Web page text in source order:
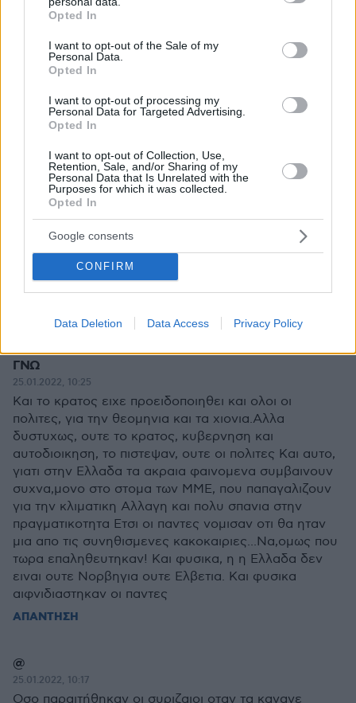
grant or deny consent to Google and its third-party tags to
use your data for below specified purposes in below Google
consent section.
Opted In
I want to opt-out of the Sale of my
Personal Data.
Opted In
I want to opt-out of processing my
Personal Data for Targeted Advertising.
Opted In
I want to opt-out of Collection, Use,
Retention, Sale, and/or Sharing of my
Personal Data that Is Unrelated with the
Purposes for which it was collected.
Opted In
Google consents
CONFIRM
Data Deletion Data Access Privacy Policy
χιόνια
προς ναυτιλομένους σχολιαστές
Κανείς από τους μέχρι και σήμερα κυβερνώντες δεν
παρουσίασε ως επιλογή την δημιουργία υποδομών ,
απόκτηση μέσων και την επάρκεια προσωπικού σε
όλους τους τομείς της πολιτικής προστασίας . Ολοι
αυτοί έχουν ως επιλογή την κατεύθυνση "ελάχιστες
δαπάνες στην ΠΠ διότι δεν υπάρχει όφελος
κερδοφορίας" . Ολοι τους κυβέρνησαν με την ψήφο
του κυρίαρχου(;) λαού .Προς τι η γκρίνια και τα
αναθέματα ;;
ΑΠΑΝΤΗΣΗ
ΓΝΩ
25.01.2022, 10:25
Και το κρατος ειχε προειδοποιηθει και ολοι οι
πολιτες, για την θεομηνια και τα χιονια.Αλλα
δυστυχως, ουτε το κρατος, κυβερνηση και
αυτοδιοικηση, το πιστεψαν, ουτε οι πολιτες Και αυτο,
γιατι στην Ελλαδα τα ακραια φαινομενα συμβαινουν
συχνα,μονο στο στομα των ΜΜΕ, που παπαγαλιζουν
για την κλιματικη Αλλαγη και πολυ σπανια στην
πραγματικοτητα Ετσι οι παντες νομισαν οτι θα ηταν
μια απο τις συνηθισμενες κακοκαιριες...Να,ομως που
τωρα επαληθευτηκαν! Και φυσικα, η η Ελλαδα δεν
ειναι ουτε Νορβηγια ουτε Ελβετια. Και φυσικα
αιφνιδιαστηκαν οι παντες
ΑΠΑΝΤΗΣΗ
@
25.01.2022, 10:17
Οσο παραιτήθηκαν οι συριζαιοι οταν τα κανανε